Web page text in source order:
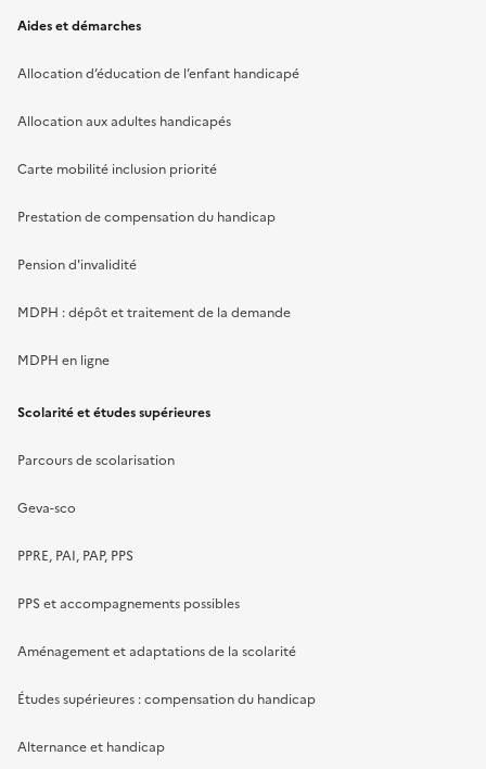
Aides et démarches
Allocation d’éducation de l’enfant handicapé
Allocation aux adultes handicapés
Carte mobilité inclusion priorité
Prestation de compensation du handicap
Pension d'invalidité
MDPH : dépôt et traitement de la demande
MDPH en ligne
Scolarité et études supérieures
Parcours de scolarisation
Geva-sco
PPRE, PAI, PAP, PPS
PPS et accompagnements possibles
Aménagement et adaptations de la scolarité
Études supérieures : compensation du handicap
Alternance et handicap